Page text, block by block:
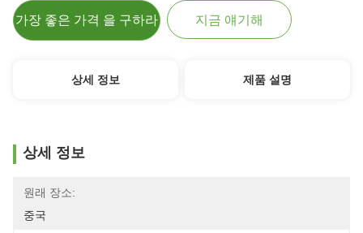
가장 좋은 가격 을 구하라 지금 얘기해
상세 정보 제품 설명
상세 정보
원래 장소:
중국